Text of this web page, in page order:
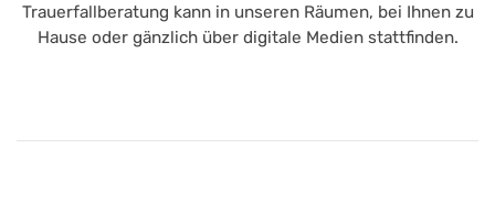
Trauerfallberatung kann in unseren Räumen, bei Ihnen zu
Hause oder gänzlich über digitale Medien stattfinden.